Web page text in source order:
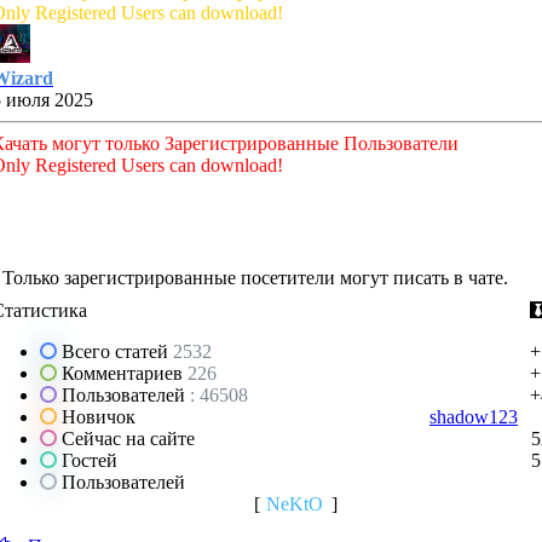
Registered Users can download!
июля 2025
могут только Зарегистрированные Пользователи
Registered Users can download!
Только зарегистрированные посетители могут писать в чате.
Всего статей 2532
Комментариев 226
Пользователей : 46508
Новичок
shadow123
Сейчас на сайте
Гостей
Пользователей
[ NeKtO ]